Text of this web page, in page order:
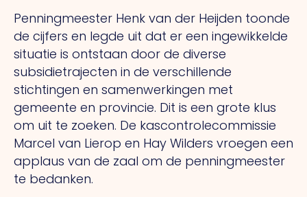
Penningmeester Henk van der Heijden toonde
de cijfers en legde uit dat er een ingewikkelde
situatie is ontstaan door de diverse
subsidietrajecten in de verschillende
stichtingen en samenwerkingen met
gemeente en provincie. Dit is een grote klus
om uit te zoeken. De kascontrolecommissie
Marcel van Lierop en Hay Wilders vroegen een
applaus van de zaal om de penningmeester
te bedanken.